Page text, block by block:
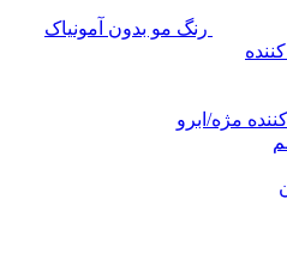
رنگ مو بدون آمونیاک
مژه/ابرو